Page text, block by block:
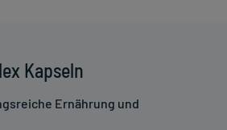
Kapseln
Ernährung und